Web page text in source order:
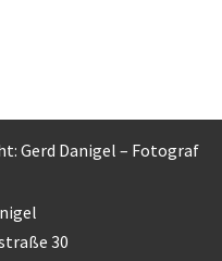
Gerd Danigel – Fotograf
30